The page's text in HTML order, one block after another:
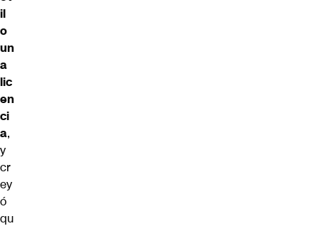
il
o
un
a
lic
en
ci
a,
y
cr
ey
ó
qu